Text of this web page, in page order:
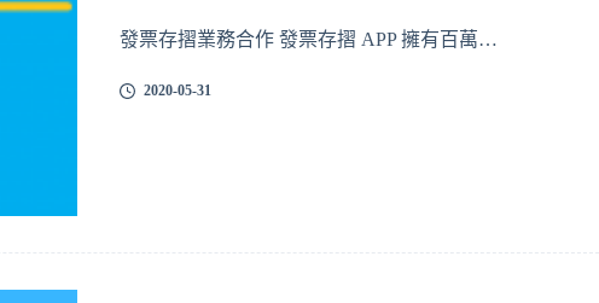
發票存摺業務合作 發票存摺 APP 擁有百萬…
2020-05-31